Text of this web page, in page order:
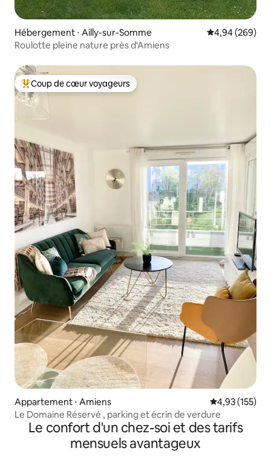
Hébergement ⋅ Ailly-sur-Somme Évaluation
4,94 (269)
Roulotte pleine nature près d'Amiens
Coups de cœur voyageurs les plus appréciés
Coup de cœur voyageurs
Appartement ⋅ Amiens Évaluation
4,93 (155)
Le Domaine Réservé , parking et écrin de verdure
Le confort d'un chez-soi et des tarifs
mensuels avantageux